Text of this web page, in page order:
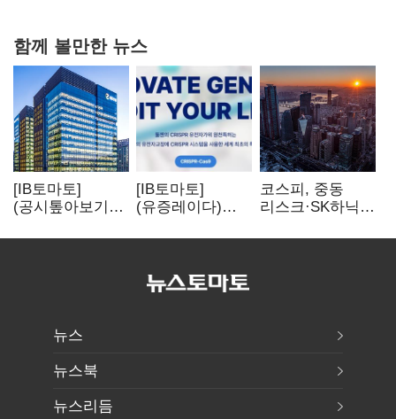
함께 볼만한 뉴스
[IB토마토]
(공시톺아보기)
바로 매출로
[IB토마토]
(유증레이다)
3분의 1 토막…
비용부터 챙긴다
코스피, 중동
리스크·SK하닉
뒷걸음
뉴스
뉴스북
뉴스리듬